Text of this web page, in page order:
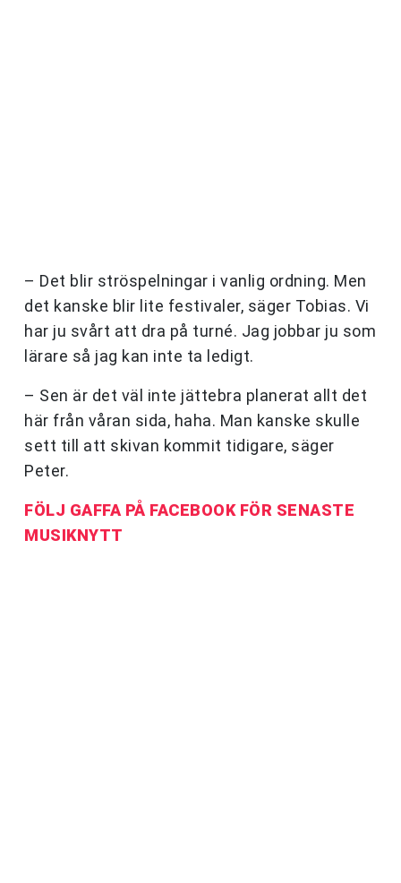
– Det blir ströspelningar i vanlig ordning. Men
det kanske blir lite festivaler, säger Tobias. Vi
har ju svårt att dra på turné. Jag jobbar ju som
lärare så jag kan inte ta ledigt.
– Sen är det väl inte jättebra planerat allt det
här från våran sida, haha. Man kanske skulle
sett till att skivan kommit tidigare, säger
Peter.
FÖLJ GAFFA PÅ FACEBOOK FÖR SENASTE
MUSIKNYTT